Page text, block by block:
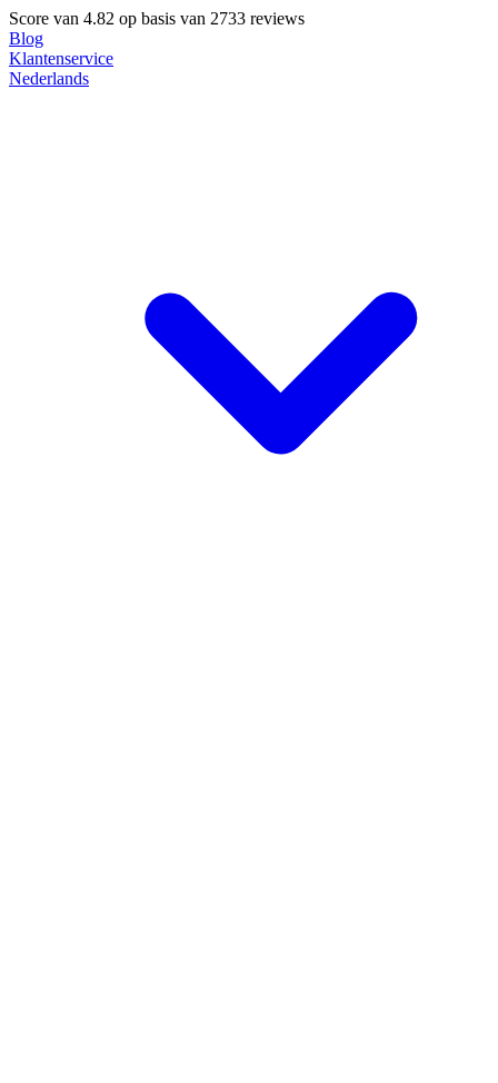
Score van 4.82 op basis van 2733 reviews
Blog
Klantenservice
Nederlands